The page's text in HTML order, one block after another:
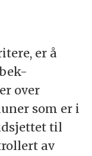
er å
over
som er i
til
av